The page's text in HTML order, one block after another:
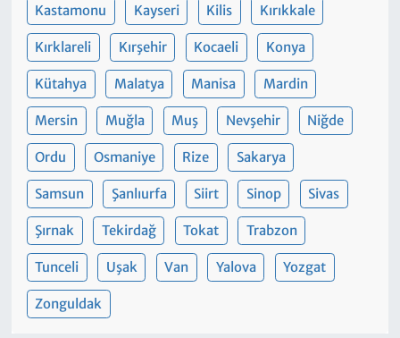
Kastamonu Kayseri Kilis Kırıkkale
Kırklareli Kırşehir Kocaeli Konya
Kütahya Malatya Manisa Mardin
Mersin Muğla Muş Nevşehir Niğde
Ordu Osmaniye Rize Sakarya
Samsun Şanlıurfa Siirt Sinop Sivas
Şırnak Tekirdağ Tokat Trabzon
Tunceli Uşak Van Yalova Yozgat
Zonguldak